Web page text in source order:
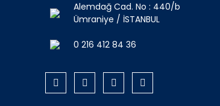
Alemdağ Cad. No : 440/b
Ümraniye / İSTANBUL
0 216 412 84 36